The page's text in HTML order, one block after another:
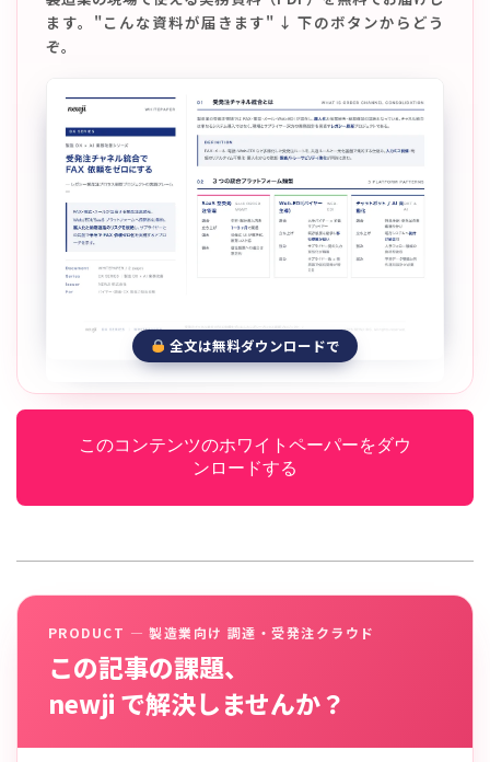
ます。"こんな資料が届きます" ↓ 下のボタンからどう
ぞ。
全文は無料ダウンロードで
このコンテンツのホワイトペーパーをダウ
ンロードする
PRODUCT — 製造業向け 調達・受発注クラウド
この記事の課題、
newji で解決しませんか？